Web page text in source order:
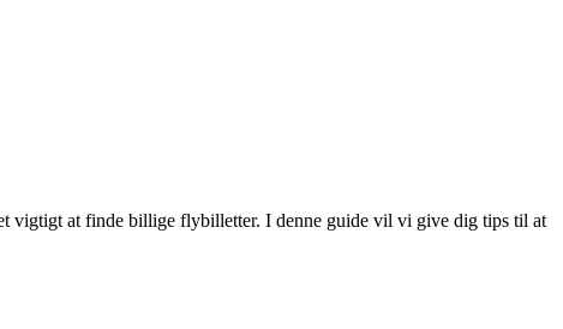
vigtigt at finde billige flybilletter. I denne guide vil vi give dig tips til at